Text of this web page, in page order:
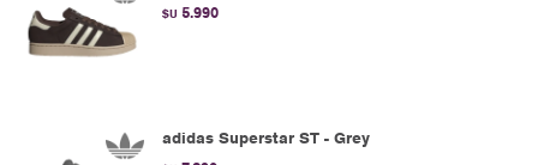
$U 5.990
adidas Superstar ST - Grey